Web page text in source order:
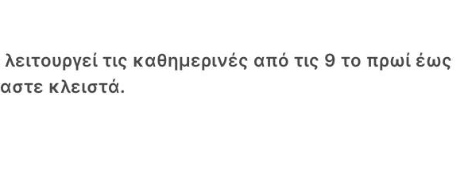
τις καθημερινές από τις 9 το πρωί έως
κλειστά.